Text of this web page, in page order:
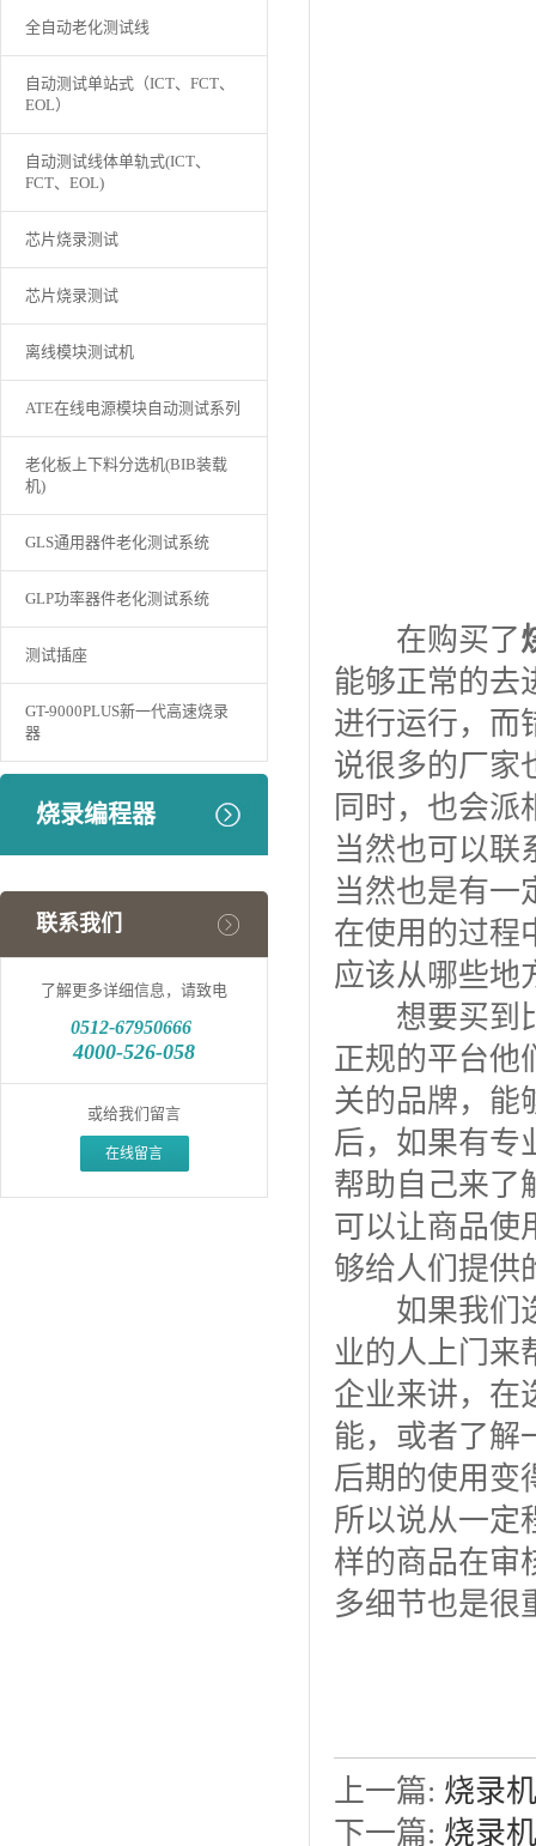
全自动老化测试线
自动测试单站式（ICT、FCT、
EOL）
自动测试线体单轨式(ICT、
FCT、EOL)
芯片烧录测试
芯片烧录测试
离线模块测试机
ATE在线电源模块自动测试系列
老化板上下料分选机(BIB装载
机)
GLS通用器件老化测试系统
GLP功率器件老化测试系统
测试插座
GT-9000PLUS新一代高速烧录
器
烧录编程器
联系我们
了解更多详细信息，请致电
0512-67950666
4000-526-058
或给我们留言
在线留言
在购买了
能够正常的去
进行运行，而
说很多的厂家
同时，也会
当然也可以联
当然也是有一
在使用的过程
应该从哪些地
想要买到比
正规的平台他
关的品牌，能
后，如果有专
帮助自己来了
可以让商品使
够给人们提供
如果我们选
业的人上门来
企业来讲，在
能，或者了解
后期的使用变
所以说从一定
样的商品在审
多细节也是很
上一篇: 烧录
下一篇: 烧录